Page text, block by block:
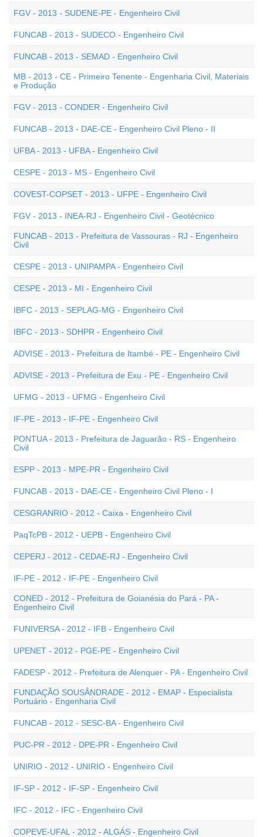
FGV - 2013 - SUDENE-PE - Engenheiro Civil
FUNCAB - 2013 - SUDECO - Engenheiro Civil
FUNCAB - 2013 - SEMAD - Engenheiro Civil
MB - 2013 - CE - Primeiro Tenente - Engenharia Civil, Materiais
e Produção
FGV - 2013 - CONDER - Engenheiro Civil
FUNCAB - 2013 - DAE-CE - Engenheiro Civil Pleno - II
UFBA - 2013 - UFBA - Engenheiro Civil
CESPE - 2013 - MS - Engenheiro Civil
COVEST-COPSET - 2013 - UFPE - Engenheiro Civil
FGV - 2013 - INEA-RJ - Engenheiro Civil - Geotécnico
FUNCAB - 2013 - Prefeitura de Vassouras - RJ - Engenheiro
Civil
CESPE - 2013 - UNIPAMPA - Engenheiro Civil
CESPE - 2013 - MI - Engenheiro Civil
IBFC - 2013 - SEPLAG-MG - Engenheiro Civil
IBFC - 2013 - SDHPR - Engenheiro Civil
ADVISE - 2013 - Prefeitura de Itambé - PE - Engenheiro Civil
ADVISE - 2013 - Prefeitura de Exu - PE - Engenheiro Civil
UFMG - 2013 - UFMG - Engenheiro Civil
IF-PE - 2013 - IF-PE - Engenheiro Civil
PONTUA - 2013 - Prefeitura de Jaguarão - RS - Engenheiro
Civil
ESPP - 2013 - MPE-PR - Engenheiro Civil
FUNCAB - 2013 - DAE-CE - Engenheiro Civil Pleno - I
CESGRANRIO - 2012 - Caixa - Engenheiro Civil
PaqTcPB - 2012 - UEPB - Engenheiro Civil
CEPERJ - 2012 - CEDAE-RJ - Engenheiro Civil
IF-PE - 2012 - IF-PE - Engenheiro Civil
CONED - 2012 - Prefeitura de Goianésia do Pará - PA -
Engenheiro Civil
FUNIVERSA - 2012 - IFB - Engenheiro Civil
UPENET - 2012 - PGE-PE - Engenheiro Civil
FADESP - 2012 - Prefeitura de Alenquer - PA - Engenheiro Civil
FUNDAÇÃO SOUSÂNDRADE - 2012 - EMAP - Especialista
Portuário - Engenharia Civil
FUNCAB - 2012 - SESC-BA - Engenheiro Civil
PUC-PR - 2012 - DPE-PR - Engenheiro Civil
UNIRIO - 2012 - UNIRIO - Engenheiro Civil
IF-SP - 2012 - IF-SP - Engenheiro Civil
IFC - 2012 - IFC - Engenheiro Civil
COPEVE-UFAL - 2012 - ALGÁS - Engenheiro Civil